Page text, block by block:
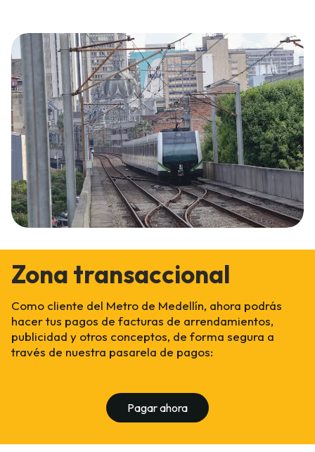
Zona transaccional
Como cliente del Metro de Medellín, ahora podrás
hacer tus pagos de facturas de arrendamientos,
publicidad y otros conceptos, de forma segura a
través de nuestra pasarela de pagos:
Pagar ahora